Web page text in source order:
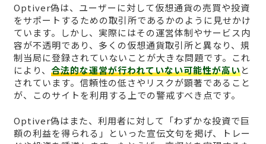
Optiver偽は、ユーザーに対して仮想通貨の売買や投資
をサポートするための取引所であるかのように見せかけ
ています。しかし、実際にはその運営体制やサービス内
容が不透明であり、多くの仮想通貨取引所と異なり、規
制当局に登録されていないことが大きな問題です。これ
により、 合法的な運営が行われていない可能性が高いと
されています。信頼性の低さやリスクが顕著であること
が、このサイトを利用する上での警戒すべき点です。
Optiver偽はまた、利用者に対して「わずかな投資で巨
額の利益を得られる」といった宣伝文句を掲げ、トレー